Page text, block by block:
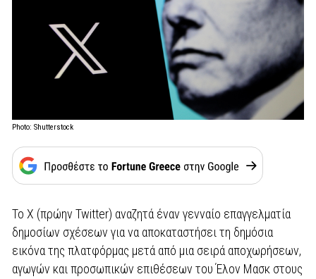
Photo: Shutterstock
Το X (πρώην Twitter) αναζητά έναν γενναίο επαγγελματία
δημοσίων σχέσεων για να αποκαταστήσει τη δημόσια
εικόνα της πλατφόρμας μετά από μια σειρά αποχωρήσεων,
αγωγών και προσωπικών επιθέσεων του Έλον Μασκ στους